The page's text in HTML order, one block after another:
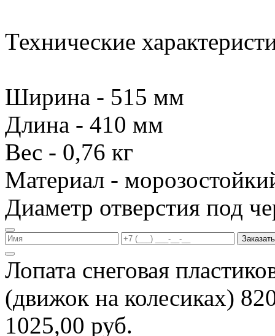
Технические
Ширина - 515 мм
Длина - 410 мм
Вес - 0,76 кг
Материал -
Диаметр отверстия под
Заказать
Лопата снеговая
(движок на колесиках)
1025,00 руб.